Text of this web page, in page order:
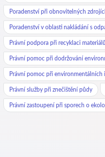
Poradenství při obnovitelných
Poradenství v oblasti nakládání s
Právní podpora při recyklaci materiálů
Právní pomoc při dodržování
Právní pomoc při environmentálních
Právní služby při znečištění půdy
Právní zastoupení při sporech o